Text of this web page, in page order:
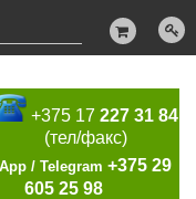
+375 17227 31 84
(тел/факс)
/ Telegram +375 29
605 25 98